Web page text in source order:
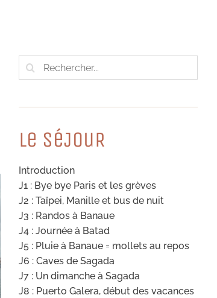
Rechercher:
Le SéJouR
Introduction
J1 : Bye bye Paris et les grèves
J2 : Taïpei, Manille et bus de nuit
J3 : Randos à Banaue
J4 : Journée à Batad
J5 : Pluie à Banaue = mollets au repos
J6 : Caves de Sagada
J7 : Un dimanche à Sagada
J8 : Puerto Galera, début des vacances